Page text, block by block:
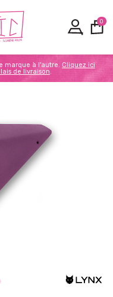
0
marque à l'autre. Cliquez ici
de livraison.